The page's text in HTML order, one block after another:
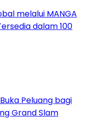
melalui MANGA
dalam 100
Peluang bagi
Grand Slam